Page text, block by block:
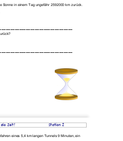
Sonne in einem Tag ungefähr 2592000 km zurück.
die Zeit! Station 2
eines 5,4 km langen Tunnels 9 Minuten, ein